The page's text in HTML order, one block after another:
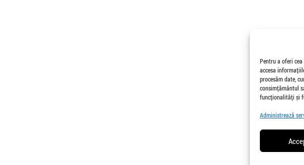
Pentru a oferi
accesa
procesăm date,
consimțământul
funcționalități și
Administrează